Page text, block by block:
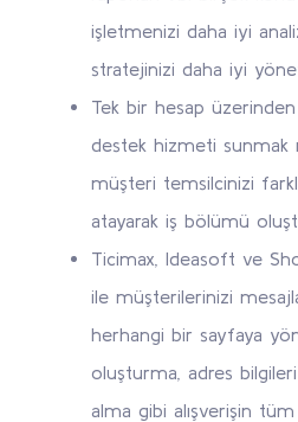
işletmenizi daha iyi
stratejinizi daha iyi
Tek bir hesap
destek hizmeti sunmak
müşteri temsilcinizi
atayarak iş bölümü
Ticimax, Ideasoft ve
ile müşterilerinizi
herhangi bir sayfaya
oluşturma, adres
alma gibi alışverişin tüm